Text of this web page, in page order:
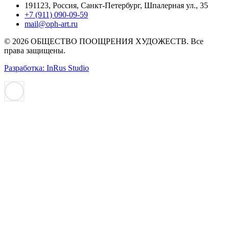
191123, Россия, Санкт-Петербург, Шпалерная ул., 35
+7 (911) 090-09-59
mail@oph-art.ru
© 2026 ОБЩЕСТВО ПООЩРЕНИЯ ХУДОЖЕСТВ. Все
права защищены.
Разработка: InRus Studio